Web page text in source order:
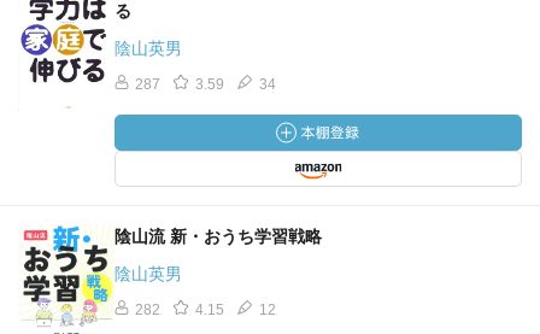
る
陰山英男
287 3.59 34
陰山流 新・おうち学習戦略
陰山英男
282 4.15 12